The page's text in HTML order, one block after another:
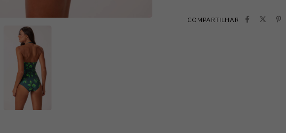
COMPARTILHAR